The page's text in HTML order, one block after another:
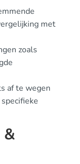
met
zoals
af te wegen
&